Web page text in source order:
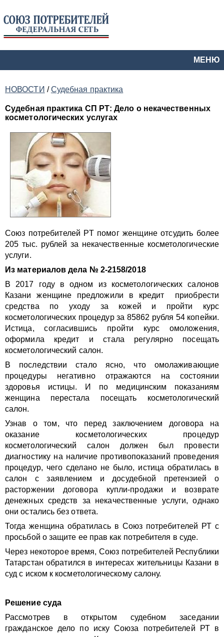
МЕНЮ
НОВОСТИ /Судебная практика
Судебная практика СП РТ: Дело о некачественных
косметологических услугах
Союз потребителей РТ помог женщине отсудить более
205 тыс. рублей за некачественные косметологические
услуги.
Из материалов дела № 2-2158/2018
В 2017 году в одном из косметологических салонов
Казани женщине предложили в кредит приобрести
средства по уходу за кожей и пройти курс
косметологических процедур за 85862 рубля 54 копейки.
Истица, согласившись пройти курс омоложения,
оформила кредит и стала регулярно посещать
косметологический салон.
В последствии стало ясно, что омолаживающие
процедуры негативно отражаются на состоянии
здоровья истицы. И по медицинским показаниям
женщина перестала посещать косметологический
салон.
Узнав о том, что перед заключением договора на
оказание косметологических процедур
косметологический салон должен был провести
диагностику на наличие противопоказаний проведения
процедур, чего сделано не было, истица обратилась в
салон с заявлением и досудебной претензией о
расторжении договора купли-продажи и возврате
денежных средств за некачественные услуги, однако
они остались без ответа.
Тогда женщина обратилась в Союз потребителей РТ с
просьбой о защите ее прав как потребителя в суде.
Через некоторое время, Союз потребителей Республики
Татарстан обратился в интересах жительницы Казани в
суд с иском к косметологическому салону.
Решение суда
Рассмотрев в открытом судебном заседании
гражданское дело по иску Союза потребителей РТ в